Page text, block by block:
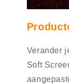
Verander
Soft